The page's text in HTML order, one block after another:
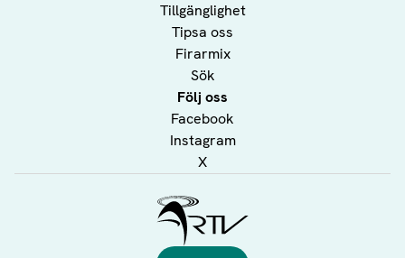
Tillgänglighet
Tipsa oss
Firarmix
Sök
Följ oss
Facebook
Instagram
X